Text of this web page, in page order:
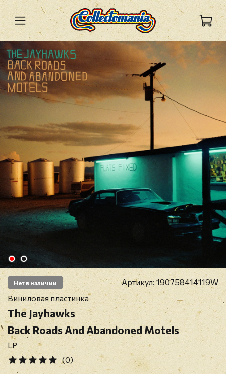
Нет в наличии Артикул:190758414119W
Виниловая пластинка
The Jayhawks
Back Roads And Abandoned Motels
LP
(0)